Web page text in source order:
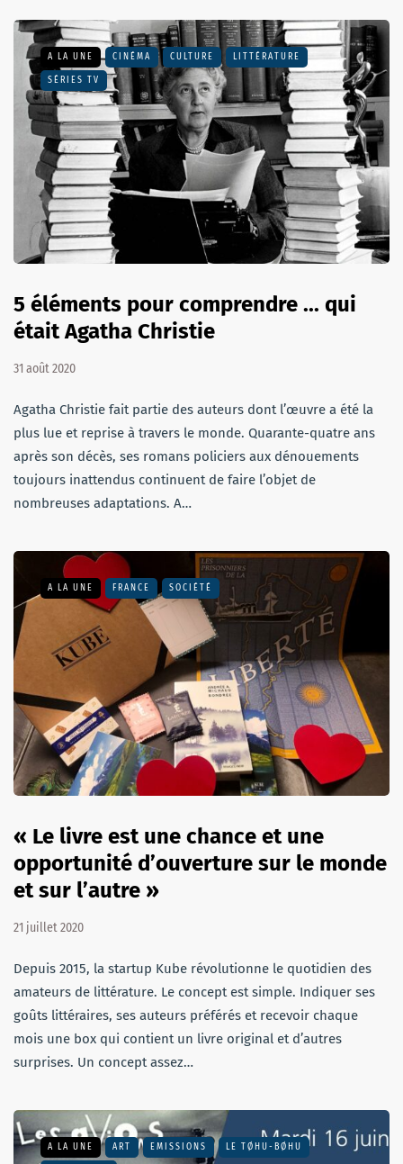
A LA UNE CINÉMA CULTURE LITTÉRATURE
SÉRIES TV
5 éléments pour comprendre ... qui
était Agatha Christie
31 août 2020
Agatha Christie fait partie des auteurs dont l’œuvre a été la
plus lue et reprise à travers le monde. Quarante-quatre ans
après son décès, ses romans policiers aux dénouements
toujours inattendus continuent de faire l’objet de
nombreuses adaptations. A…
A LA UNE FRANCE SOCIÉTÉ
« Le livre est une chance et une
opportunité d’ouverture sur le monde
et sur l’autre »
21 juillet 2020
Depuis 2015, la startup Kube révolutionne le quotidien des
amateurs de littérature. Le concept est simple. Indiquer ses
goûts littéraires, ses auteurs préférés et recevoir chaque
mois une box qui contient un livre original et d’autres
surprises. Un concept assez…
A LA UNE ART EMISSIONS LE TØHU-BØHU